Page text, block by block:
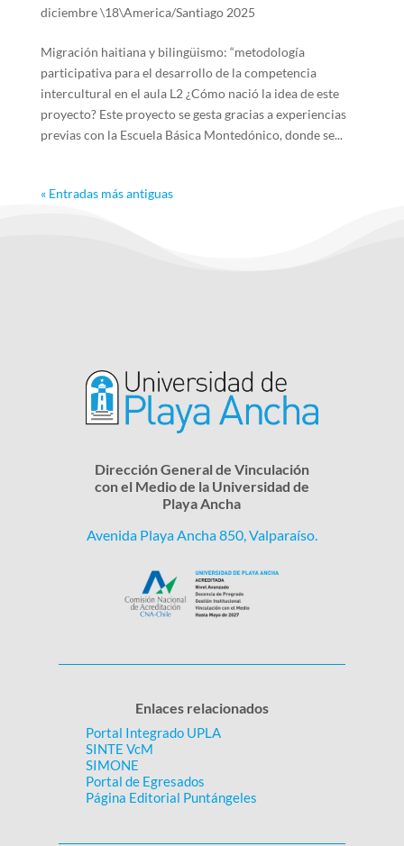
diciembre \18\America/Santiago 2025
Migración haitiana y bilingüismo: “metodología
participativa para el desarrollo de la competencia
intercultural en el aula L2 ¿Cómo nació la idea de este
proyecto? Este proyecto se gesta gracias a experiencias
previas con la Escuela Básica Montedónico, donde se...
« Entradas más antiguas
Dirección General de Vinculación
con el Medio de la Universidad de
Playa Ancha
Avenida Playa Ancha 850, Valparaíso.
Enlaces relacionados
Portal Integrado UPLA
SINTE VcM
SIMONE
Portal de Egresados
Página Editorial Puntángeles